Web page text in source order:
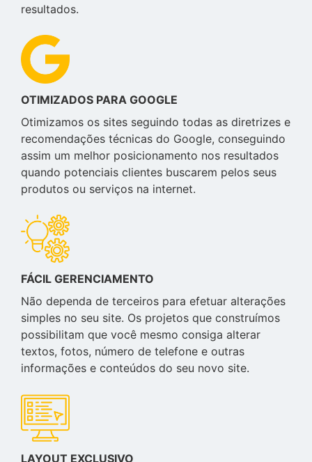
resultados.
OTIMIZADOS PARA GOOGLE
Otimizamos os sites seguindo todas as diretrizes e
recomendações técnicas do Google, conseguindo
assim um melhor posicionamento nos resultados
quando potenciais clientes buscarem pelos seus
produtos ou serviços na internet.
FÁCIL GERENCIAMENTO
Não dependa de terceiros para efetuar alterações
simples no seu site. Os projetos que construímos
possibilitam que você mesmo consiga alterar
textos, fotos, número de telefone e outras
informações e conteúdos do seu novo site.
LAYOUT EXCLUSIVO